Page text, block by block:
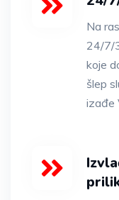
Na
24/7/
koje
šlep
izađe